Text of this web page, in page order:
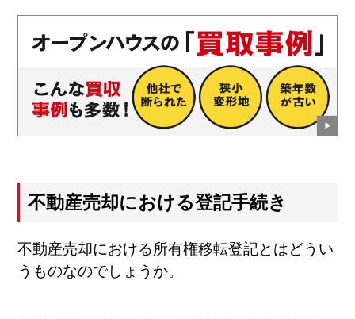
不動産売却における登記手続き
不動産売却における所有権移転登記とはどうい
うものなのでしょうか。